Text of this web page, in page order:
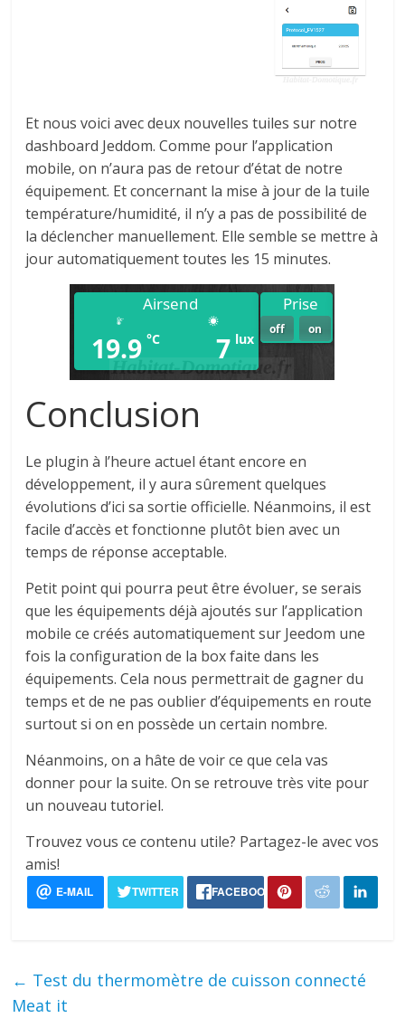
Et nous voici avec deux nouvelles tuiles sur notre
dashboard Jeddom. Comme pour l’application
mobile, on n’aura pas de retour d’état de notre
équipement. Et concernant la mise à jour de la tuile
température/humidité, il n’y a pas de possibilité de
la déclencher manuellement. Elle semble se mettre à
jour automatiquement toutes les 15 minutes.
Conclusion
Le plugin à l’heure actuel étant encore en
développement, il y aura sûrement quelques
évolutions d’ici sa sortie officielle. Néanmoins, il est
facile d’accès et fonctionne plutôt bien avec un
temps de réponse acceptable.
Petit point qui pourra peut être évoluer, se serais
que les équipements déjà ajoutés sur l’application
mobile ce créés automatiquement sur Jeedom une
fois la configuration de la box faite dans les
équipements. Cela nous permettrait de gagner du
temps et de ne pas oublier d’équipements en route
surtout si on en possède un certain nombre.
Néanmoins, on a hâte de voir ce que cela vas
donner pour la suite. On se retrouve très vite pour
un nouveau tutoriel.
Trouvez vous ce contenu utile? Partagez-le avec vos
amis!
← Test du thermomètre de cuisson connecté
Meat it